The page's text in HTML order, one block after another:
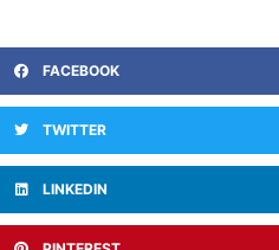
FACEBOOK
TWITTER
LINKEDIN